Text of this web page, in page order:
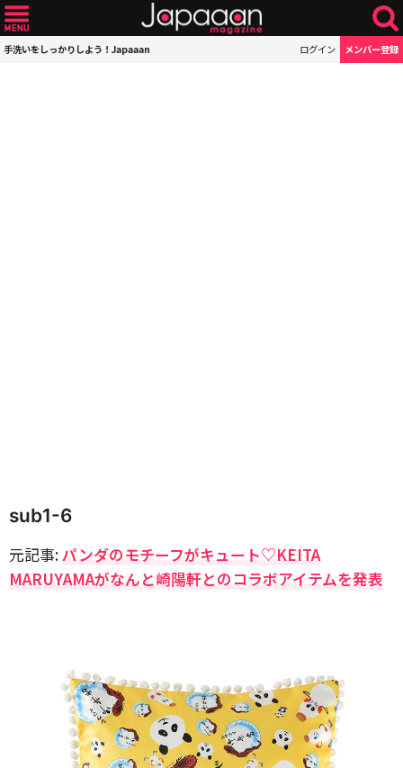
手洗いをしっかりしよう！Japaaan ログイン メンバー登録
sub1-6
元記事:パンダのモチーフがキュート♡KEITA
MARUYAMAがなんと崎陽軒とのコラボアイテムを発表